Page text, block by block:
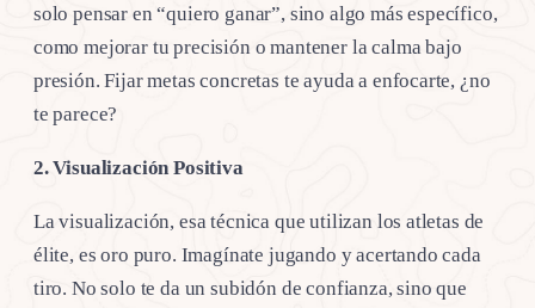
solo pensar en “quiero ganar”, sino algo más específico,
como mejorar tu precisión o mantener la calma bajo
presión. Fijar metas concretas te ayuda a enfocarte, ¿no
te parece?
2. Visualización Positiva
La visualización, esa técnica que utilizan los atletas de
élite, es oro puro. Imagínate jugando y acertando cada
tiro. No solo te da un subidón de confianza, sino que